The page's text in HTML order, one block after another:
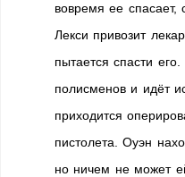
вовремя ее спасает,
Лекси привозит
пытается спасти
полисменов и идёт
приходится
пистолета. Оуэн
но ничем не может